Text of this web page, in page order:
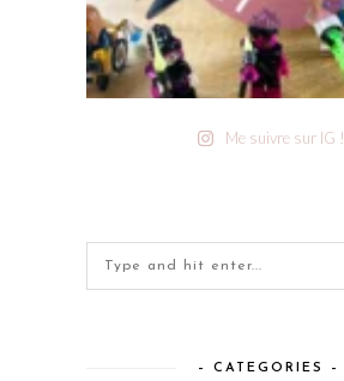
Me suivre sur IG !
– CATEGORIES –